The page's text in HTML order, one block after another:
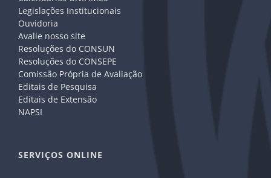
Legislações Institucionais
Ouvidoria
Avalie nosso site
Resoluções do CONSUN
Resoluções do CONSEPE
Comissão Própria de Avaliação
Editais de Pesquisa
Editais de Extensão
NAPSI
SERVIÇOS ONLINE